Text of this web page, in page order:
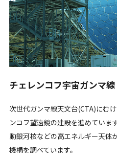
チェレンコフ宇宙ガンマ
次世代ガンマ線天文台(CTA)にむ
ンコフ望遠鏡の建設を進めていま
動銀河核などの高エネルギー天体
機構を調べています。